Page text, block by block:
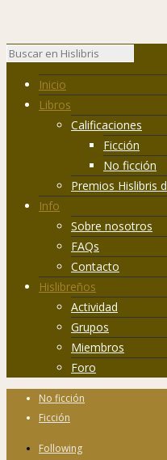
Inicio
Libros
Calificaciones
Ficción
No ficción
Premios Hislibris
Info
Sobre nosotros
FAQs
Contacto
Hislibreños
Actividad
Grupos
Miembros
Foro
No ficción
Ficción
Following